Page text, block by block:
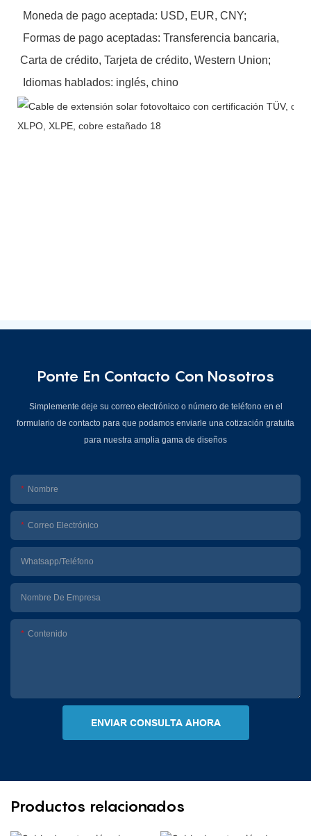
Moneda de pago aceptada: USD, EUR, CNY;
Carta de crédito, Tarjeta de crédito, Western Union;
Idiomas hablados: inglés, chino
Ponte En Contacto Con Nosotros
Simplemente deje su correo electrónico o número de teléfono en el
formulario de contacto para que podamos enviarle una cotización gratuita
para nuestra amplia gama de diseños
Nombre
Correo Electrónico
Whatsapp/Teléfono
Nombre De Empresa
Contenido
ENVIAR CONSULTA AHORA
Productos relacionados